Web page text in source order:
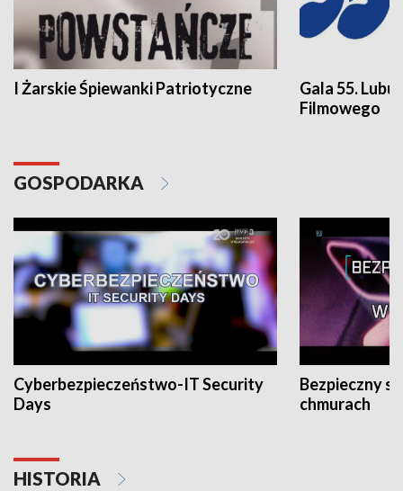
I Żarskie Śpiewanki Patriotyczne
Gala 55.
Filmowego
GOSPODARKA
Cyberbezpieczeństwo-IT Security
Days
Bezpieczny
chmurach
HISTORIA